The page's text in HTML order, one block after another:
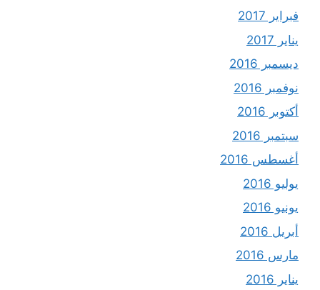
فبراير 2017
يناير 2017
ديسمبر 2016
نوفمبر 2016
أكتوبر 2016
سبتمبر 2016
أغسطس 2016
يوليو 2016
يونيو 2016
أبريل 2016
مارس 2016
يناير 2016